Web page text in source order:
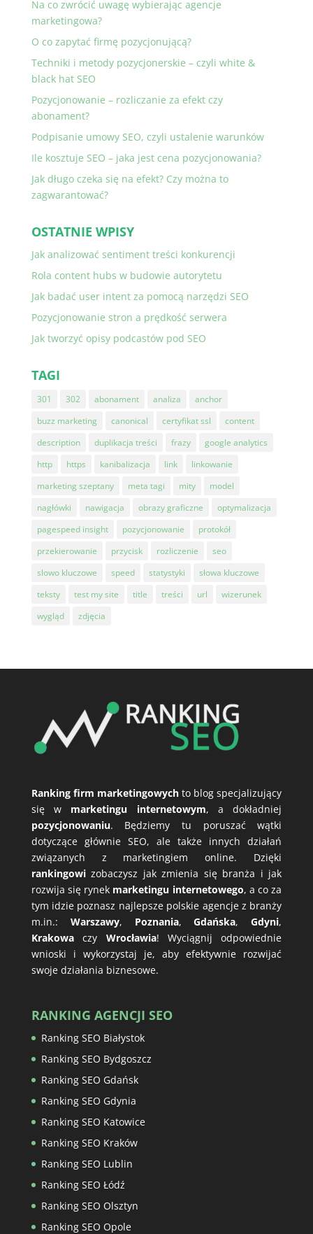
Na co zwrócić uwagę wybierając agencje
marketingowa?
O co zapytać firmę pozycjonującą?
Techniki i metody pozycjonerskie – czyli white &
black hat SEO
Pozycjonowanie – rozliczanie za efekt czy
abonament?
Podpisanie umowy SEO, czyli ustalenie warunków
Ile kosztuje SEO – jaka jest cena pozycjonowania?
Jak długo czeka się na efekt? Czy można to
zagwarantować?
OSTATNIE WPISY
Jak analizować sentiment treści konkurencji
Rola content hubs w budowie autorytetu
Jak badać user intent za pomocą narzędzi SEO
Pozycjonowanie stron a prędkość serwera
Jak tworzyć opisy podcastów pod SEO
TAGI
301 302 abonament analiza
anchor
buzz marketing
canonical certyfikat ssl
content
description
duplikacja treści frazy
google analytics
http
https kanibalizacja link
linkowanie
marketing szeptany
meta tagi mity
model
nagłówki
nawigacja obrazy graficzne
optymalizacja
pagespeed insight
pozycjonowanie
protokół
przekierowanie
przycisk rozliczenie
seo
slowo kluczowe
speed statystyki
słowa kluczowe
teksty
test my site title treści url
wizerunek
wygląd
zdjęcia
Ranking firm marketingowychto blog specjalizujący
się w marketingu internetowym, a dokładniej
pozycjonowaniu. Będziemy tu poruszać wątki
dotyczące głównie SEO, ale także innych działań
związanych z marketingiem online. Dzięki
rankingowizobaczysz jak zmienia się branża i jak
rozwija się rynek marketingu internetowego, a co za
tym idzie poznasz najlepsze polskie agencje z branży
m.in.: Warszawy, Poznania,Gdańska,Gdyni,
Krakowaczy Wrocławia! Wyciągnij odpowiednie
wnioski i wykorzystaj je, aby efektywnie rozwijać
swoje działania biznesowe.
RANKING AGENCJI SEO
Ranking SEO Białystok
Ranking SEO Bydgoszcz
Ranking SEO Gdańsk
Ranking SEO Gdynia
Ranking SEO Katowice
Ranking SEO Kraków
Ranking SEO Lublin
Ranking SEO Łódź
Ranking SEO Olsztyn
Ranking SEO Opole